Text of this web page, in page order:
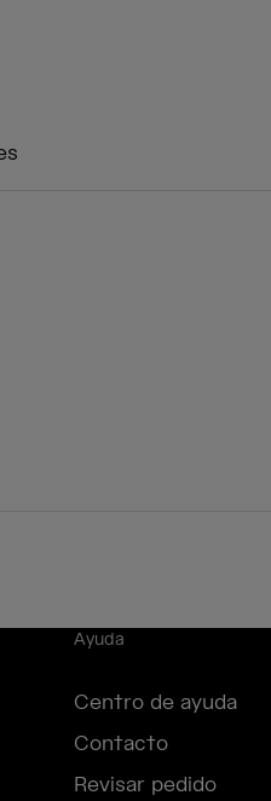
Ayuda
Centro de ayuda
Contacto
Revisar pedido